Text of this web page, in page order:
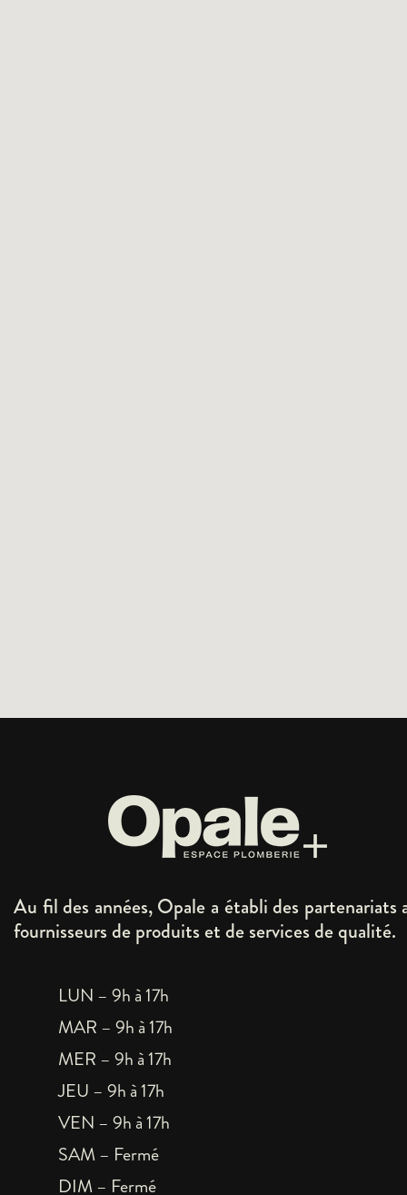
Au fil des années, Opale a établi des partenariats
fournisseurs de produits et de services de qualité.
LUN – 9h à 17h
MAR – 9h à 17h
MER – 9h à 17h
JEU – 9h à 17h
VEN – 9h à 17h
SAM – Fermé
DIM – Fermé